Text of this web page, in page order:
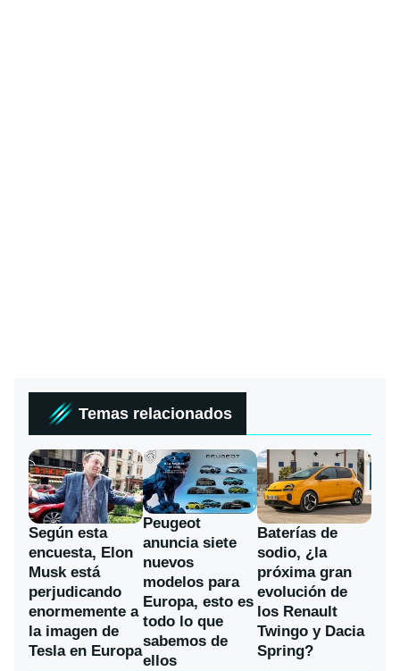
Temas relacionados
Según esta
encuesta, Elon
Musk está
perjudicando
enormemente a
la imagen de
Tesla en Europa
Peugeot
anuncia siete
nuevos
modelos para
Europa, esto es
todo lo que
sabemos de
ellos
Baterías de
sodio, ¿la
próxima gran
evolución de
los Renault
Twingo y Dacia
Spring?